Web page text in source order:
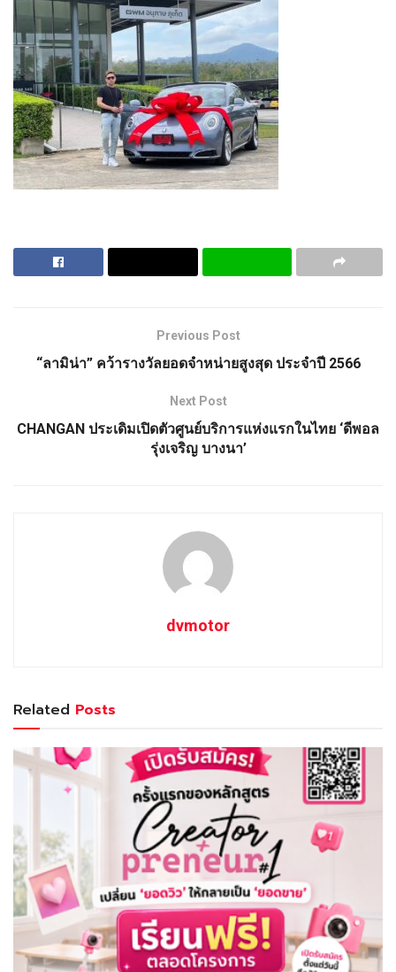
Previous Post
“ลามิน่า” คว้ารางวัลยอดจำหน่ายสูงสุด ประจำปี 2566
Next Post
CHANGAN ประเดิมเปิดตัวศูนย์บริการแห่งแรกในไทย ‘ดีพอล
รุ่งเจริญ บางนา’
dvmotor
Related Posts